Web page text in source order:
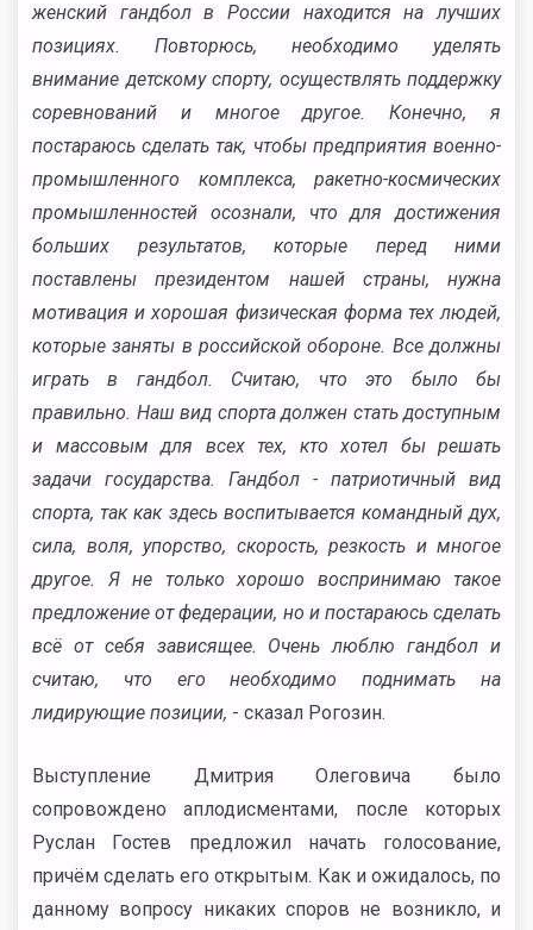
женский гандбол в России находится на лучших
позициях. Повторюсь, необходимо уделять
внимание детскому спорту, осуществлять поддержку
соревнований и многое другое. Конечно, я
постараюсь сделать так, чтобы предприятия военно-
промышленного комплекса, ракетно-космических
промышленностей осознали, что для достижения
больших результатов, которые перед ними
поставлены президентом нашей страны, нужна
мотивация и хорошая физическая форма тех людей,
которые заняты в российской обороне. Все должны
играть в гандбол. Считаю, что это было бы
правильно. Наш вид спорта должен стать доступным
и массовым для всех тех, кто хотел бы решать
задачи государства. Гандбол - патриотичный вид
спорта, так как здесь воспитывается командный дух,
сила, воля, упорство, скорость, резкость и многое
другое. Я не только хорошо воспринимаю такое
предложение от федерации, но и постараюсь сделать
всё от себя зависящее. Очень люблю гандбол и
считаю, что его необходимо поднимать на
лидирующие позиции, - сказал Рогозин.
Выступление Дмитрия Олеговича было
сопровождено аплодисментами, после которых
Руслан Гостев предложил начать голосование,
причём сделать его открытым. Как и ожидалось, по
данному вопросу никаких споров не возникло, и